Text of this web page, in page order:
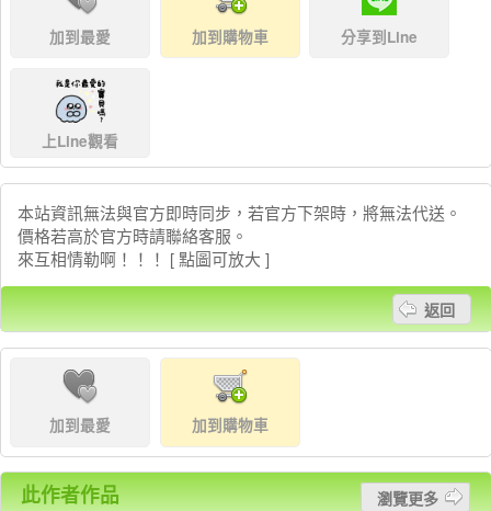
加到最愛 加到購物車 分享到Line
上Line觀看
本站資訊無法與官方即時同步，若官方下架時，將無法代送。
價格若高於官方時請聯絡客服。
來互相情勒啊！！！ [ 點圖可放大 ]
返回
加到最愛 加到購物車
此作者作品 瀏覽更多